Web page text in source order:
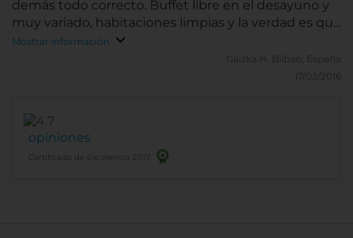
demás todo correcto. Buffet libre en el desayuno y
muy variado, habitaciones limpias y la verdad es que
dormí muy bien, me sentí como en casa.
Mostrar información
Gaizka H.
Bilbao, España
17/03/2016
opiniones
Certificado de Excelencia 2017